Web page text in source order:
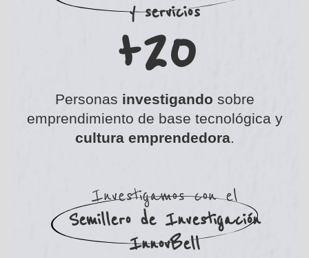
y servicios
+20
Personas investigando sobre
emprendimiento de base tecnológica y
cultura emprendedora.
Investigamos con el
Semillero de Investigación
InnovBell